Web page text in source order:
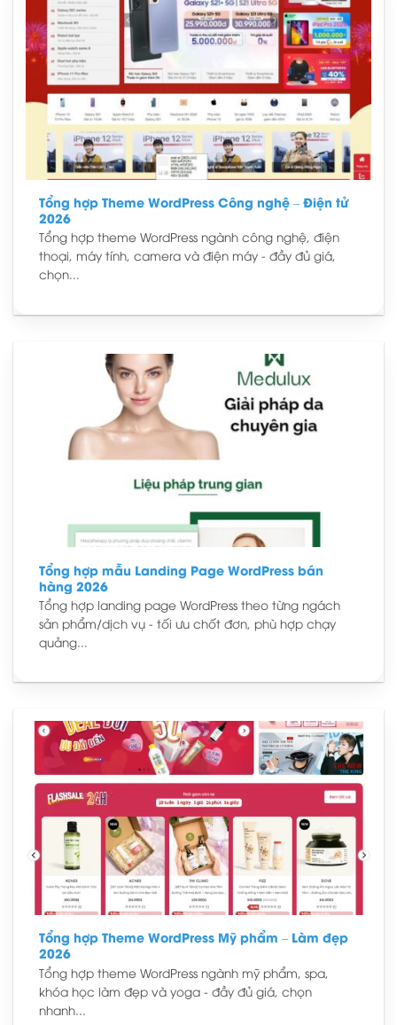
Tổng hợp Theme WordPress Công nghệ – Điện tử
2026
Tổng hợp theme WordPress ngành công nghệ, điện
thoại, máy tính, camera và điện máy - đầy đủ giá,
chọn...
Tổng hợp mẫu Landing Page WordPress bán
hàng 2026
Tổng hợp landing page WordPress theo từng ngách
sản phẩm/dịch vụ - tối ưu chốt đơn, phù hợp chạy
quảng...
Tổng hợp Theme WordPress Mỹ phẩm – Làm đẹp
2026
Tổng hợp theme WordPress ngành mỹ phẩm, spa,
khóa học làm đẹp và yoga - đầy đủ giá, chọn
nhanh...